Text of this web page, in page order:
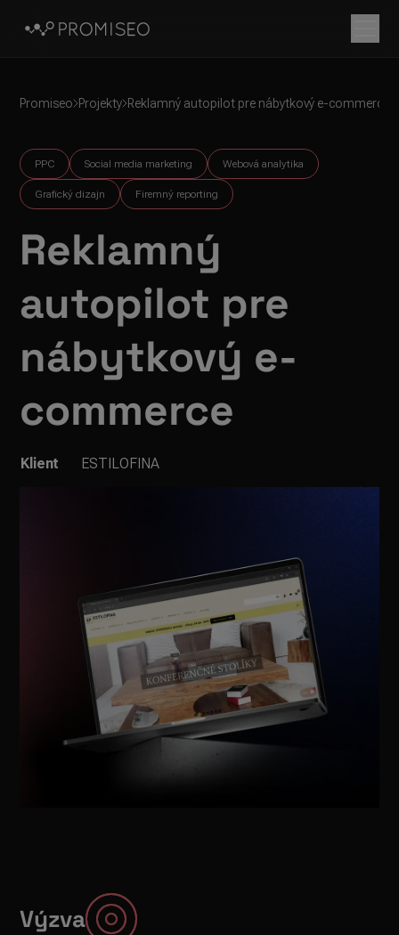
Promiseo Projekty Reklamný autopilot pre nábytkový e-commerce
PPC Social media marketing Webová analytika
Grafický dizajn Firemný reporting
Reklamný
autopilot pre
nábytkový e-
commerce
Klient ESTILOFINA
Výzva